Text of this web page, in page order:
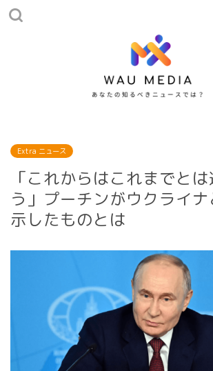
Extra ニュース
「これからはこれまでと
う」プーチンがウクライ
示したものとは